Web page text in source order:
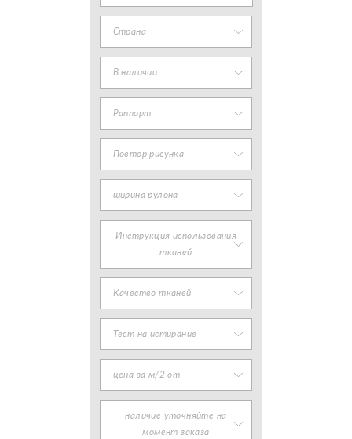
Страна
В наличии
Раппорт
Повтор рисунка
ширина рулона
Инструкция использования
тканей
Качество тканей
Тест на истирание
цена за м/2 от
наличие уточняйте на
момент заказа